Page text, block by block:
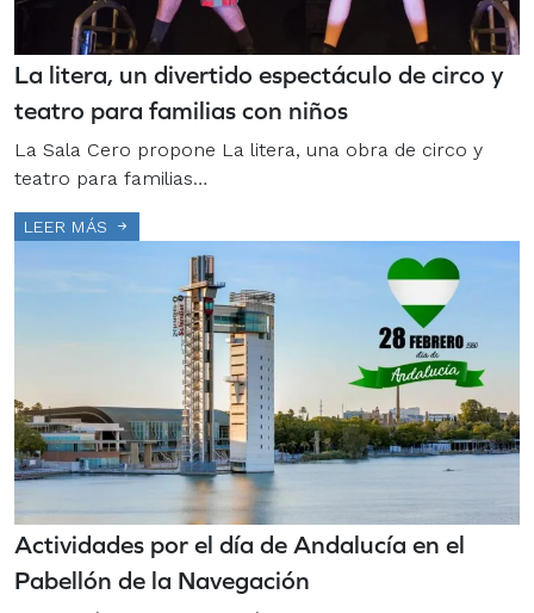
La litera, un divertido espectáculo de circo y
teatro para familias con niños
La Sala Cero propone La litera, una obra de circo y
teatro para familias…
LEER MÁS
Actividades por el día de Andalucía en el
Pabellón de la Navegación